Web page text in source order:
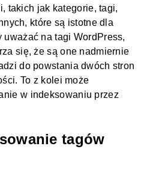
takich jak kategorie, tagi,
które są istotne dla
uważać na tagi WordPress,
się, że są one nadmiernie
do powstania dwóch stron
To z kolei może
w indeksowaniu przez
tagów